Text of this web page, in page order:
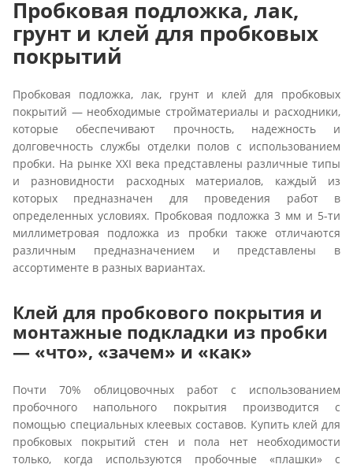
Пробковая подложка, лак,
грунт и клей для пробковых
покрытий
Пробковая подложка, лак, грунт и клей для пробковых
покрытий — необходимые стройматериалы и расходники,
которые обеспечивают прочность, надежность и
долговечность службы отделки полов с использованием
пробки. На рынке XXI века представлены различные типы
и разновидности расходных материалов, каждый из
которых предназначен для проведения работ в
определенных условиях. Пробковая подложка 3 мм и 5-ти
миллиметровая подложка из пробки также отличаются
различным предназначением и представлены в
ассортименте в разных вариантах.
Клей для пробкового покрытия и
монтажные подкладки из пробки
— «что», «зачем» и «как»
Почти 70% облицовочных работ с использованием
пробочного напольного покрытия производится с
помощью специальных клеевых составов. Купить клей для
пробковых покрытий стен и пола нет необходимости
только, когда используются пробочные «плашки» с